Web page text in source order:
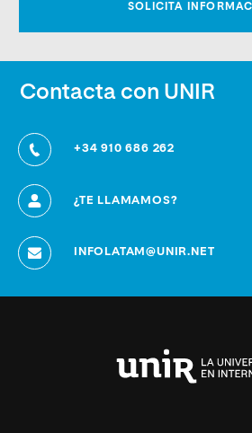
Contacta con UNIR
+34 910 686 262
¿TE LLAMAMOS?
INFOLATAM@UNIR.NET